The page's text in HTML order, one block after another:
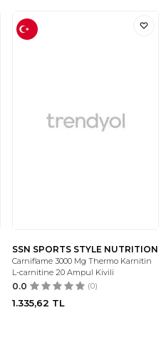
SSN SPORTS STYLE NUTRITION
Carniflame 3000 Mg Thermo Karnitin
L-carnitine 20 Ampul Kivili
0.0 (0)
1.335,62 TL